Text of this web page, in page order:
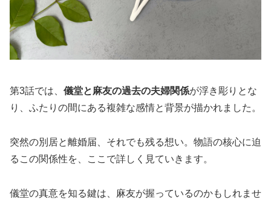
第3話では、 儀堂と麻友の過去の夫婦関係が浮き彫りとな
り、ふたりの間にある複雑な感情と背景が描かれました。
突然の別居と離婚届、それでも残る想い。物語の核心に迫
るこの関係性を、ここで詳しく見ていきます。
儀堂の真意を知る鍵は、麻友が握っているのかもしれませ